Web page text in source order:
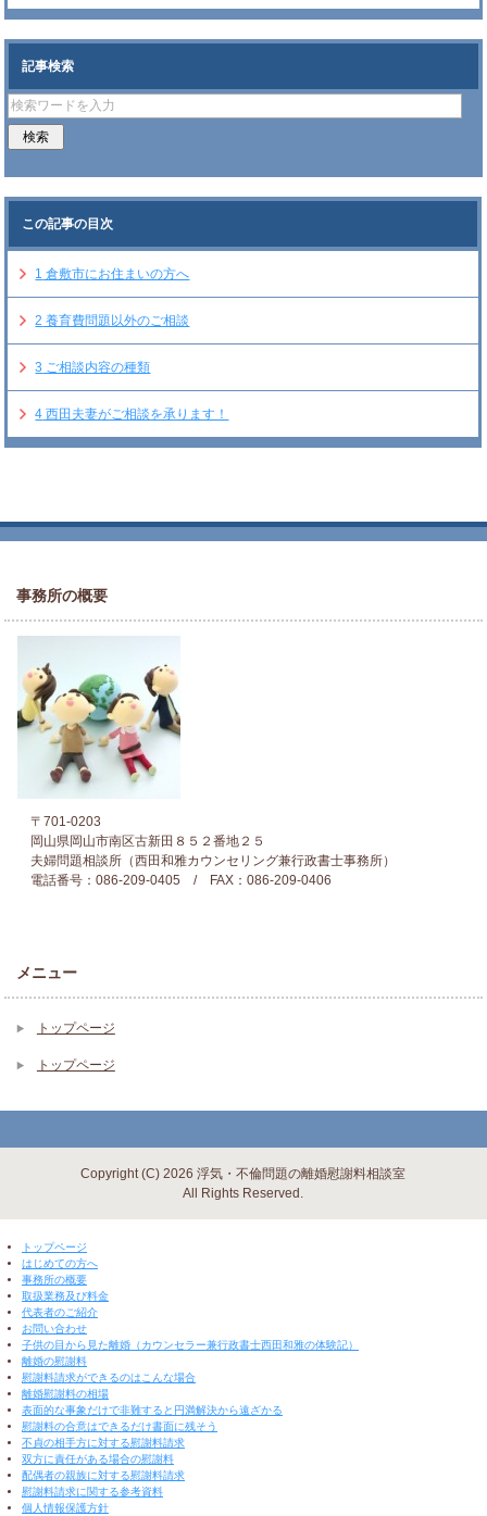
記事検索
この記事の目次
1 倉敷市にお住まいの方へ
2 養育費問題以外のご相談
3 ご相談内容の種類
4 西田夫妻がご相談を承ります！
事務所の概要
〒701-0203
岡山県岡山市南区古新田８５２番地２５
夫婦問題相談所（西田和雅カウンセリング兼行政書士事務所）
電話番号：086-209-0405 / FAX：086-209-0406
メニュー
トップページ
トップページ
Copyright (C) 2026 浮気・不倫問題の離婚慰謝料相談室
All Rights Reserved.
トップページ
はじめての方へ
事務所の概要
取扱業務及び料金
代表者のご紹介
お問い合わせ
子供の目から見た離婚（カウンセラー兼行政書士西田和雅の体験記）
離婚の慰謝料
慰謝料請求ができるのはこんな場合
離婚慰謝料の相場
表面的な事象だけで非難すると円満解決から遠ざかる
慰謝料の合意はできるだけ書面に残そう
不貞の相手方に対する慰謝料請求
双方に責任がある場合の慰謝料
配偶者の親族に対する慰謝料請求
慰謝料請求に関する参考資料
個人情報保護方針